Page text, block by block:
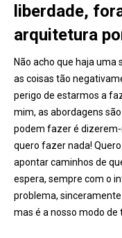
liberdade,
arquitetura
Não acho que haja
as coisas tão
perigo de estarmos a
mim, as abordagens
podem fazer é dizerem-
quero fazer nada!
apontar caminhos de
espera, sempre com o
problema,
mas é a nosso modo de